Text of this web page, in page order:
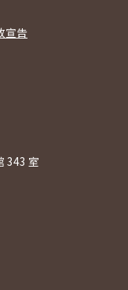
宣告
343 室